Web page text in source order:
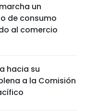
un
de consumo
al comercio
hacia su
a la Comisión